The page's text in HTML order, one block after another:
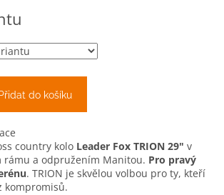
Přidat do košíku
country kolo Leader Fox TRION 29" v
rámu a odpružením Manitou. Pro pravý
. TRION je skvělou volbou pro ty, kteří
kompromisů.